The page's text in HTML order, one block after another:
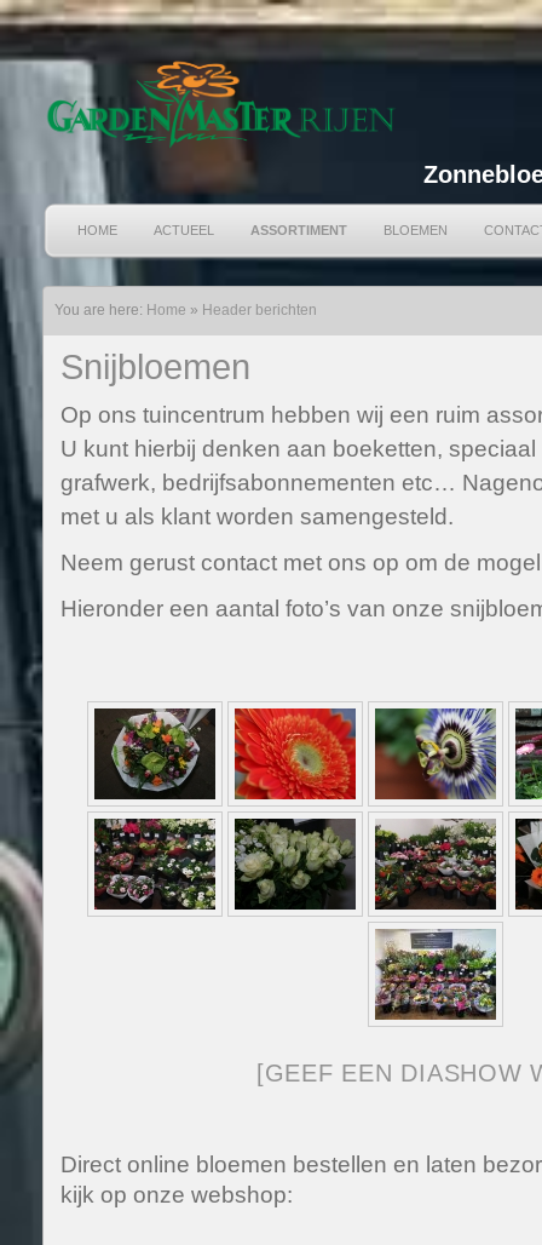
HOME ACTUEEL ASSORTIMENT BLOEMEN
You are here: Home » Header berichten
Snijbloemen
Op ons tuincentrum hebben wij een ruim
U kunt hierbij denken aan boeketten,
grafwerk, bedrijfsabonnementen etc…
met u als klant worden samengesteld.
Neem gerust contact met ons op om de
Hieronder een aantal foto’s van onze
[GEEF EEN DIASHOW
Direct online bloemen bestellen en laten
kijk op onze webshop: